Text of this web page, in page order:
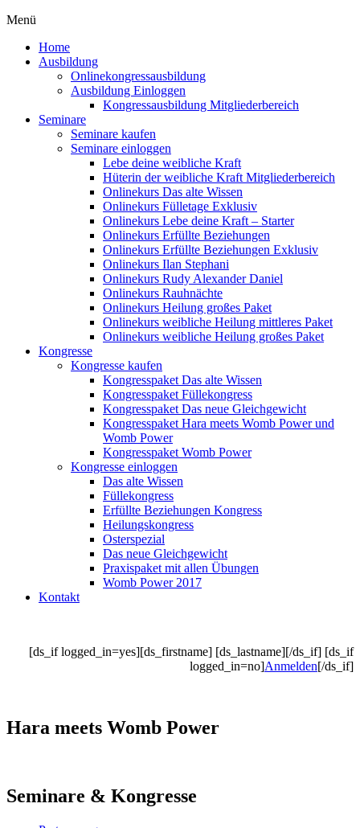
Menü
Home
Ausbildung
Onlinekongressausbildung
Ausbildung Einloggen
Kongressausbildung Mitgliederbereich
Seminare
Seminare kaufen
Seminare einloggen
Lebe deine weibliche Kraft
Hüterin der weibliche Kraft Mitgliederbereich
Onlinekurs Das alte Wissen
Onlinekurs Fülletage Exklusiv
Onlinekurs Lebe deine Kraft – Starter
Onlinekurs Erfüllte Beziehungen
Onlinekurs Erfüllte Beziehungen Exklusiv
Onlinekurs Ilan Stephani
Onlinekurs Rudy Alexander Daniel
Onlinekurs Rauhnächte
Onlinekurs Heilung großes Paket
Onlinekurs weibliche Heilung mittleres Paket
Onlinekurs weibliche Heilung großes Paket
Kongresse
Kongresse kaufen
Kongresspaket Das alte Wissen
Kongresspaket Füllekongress
Kongresspaket Das neue Gleichgewicht
Kongresspaket Hara meets Womb Power und
Womb Power
Kongresspaket Womb Power
Kongresse einloggen
Das alte Wissen
Füllekongress
Erfüllte Beziehungen Kongress
Heilungskongress
Osterspezial
Das neue Gleichgewicht
Praxispaket mit allen Übungen
Womb Power 2017
Kontakt
[ds_if logged_in=yes][ds_firstname] [ds_lastname][/ds_if] [ds_if
logged_in=no]Anmelden[/ds_if]
Hara meets Womb Power
Seminare & Kongresse